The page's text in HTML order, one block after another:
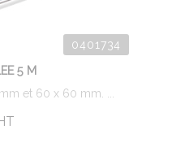
0401734
5 M
et 60 x 60 mm. ...